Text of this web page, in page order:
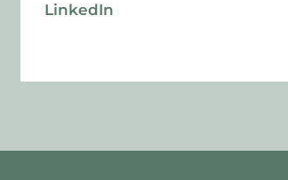
LinkedIn